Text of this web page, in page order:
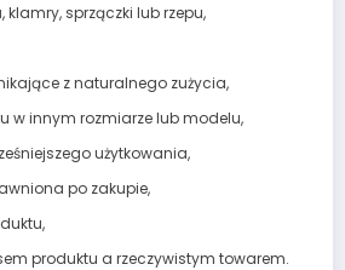
sprzączki lub rzepu,
z naturalnego zużycia,
w innym rozmiarze lub modelu,
użytkowania,
po zakupie,
produktu a rzeczywistym towarem.